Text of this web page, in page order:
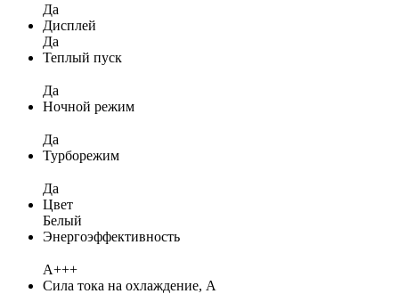
Да
Дисплей
Да
Теплый пуск
Да
Ночной режим
Да
Турборежим
Да
Цвет
Белый
Энергоэффективность
A+++
Сила тока на охлаждение, А